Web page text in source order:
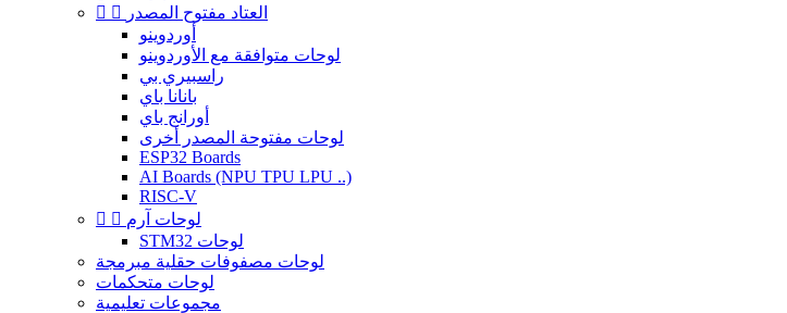
 
العتاد مفتوح المصدر
أوردوينو
لوحات متوافقة مع الأوردوينو
راسبيري بي
بانانا باي
أورانج باي
لوحات مفتوحة المصدر أخرى
ESP32 Boards
AI Boards (NPU TPU LPU ..)
RISC-V
  لوحات آرم
STM32 لوحات
لوحات مصفوفات حقلية مبرمجة
لوحات متحكمات
مجموعات تعليمية